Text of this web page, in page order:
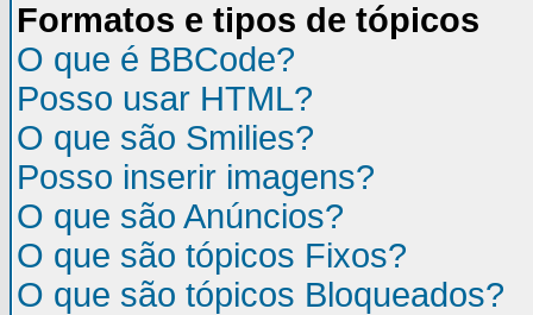
Formatos e tipos de tópicos
O que é BBCode?
Posso usar HTML?
O que são Smilies?
Posso inserir imagens?
O que são Anúncios?
O que são tópicos Fixos?
O que são tópicos Bloqueados?